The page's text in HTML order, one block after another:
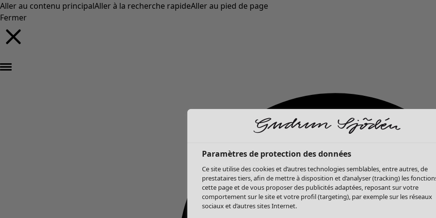
Aller au contenu principalAller à la recherche rapideAller au pied de page
Fermer
Paramètres de protection des données
Ce site utilise des cookies et d’autres technologies semblables, entre autres, de
prestataires tiers, afin de mettre à disposition et d’analyser (tracking) les
cette page et de vous proposer des publicités adaptées, reposant sur votre
comportement sur le site et votre profil (targeting), par exemple sur les réseaux
sociaux et d’autres sites Internet.